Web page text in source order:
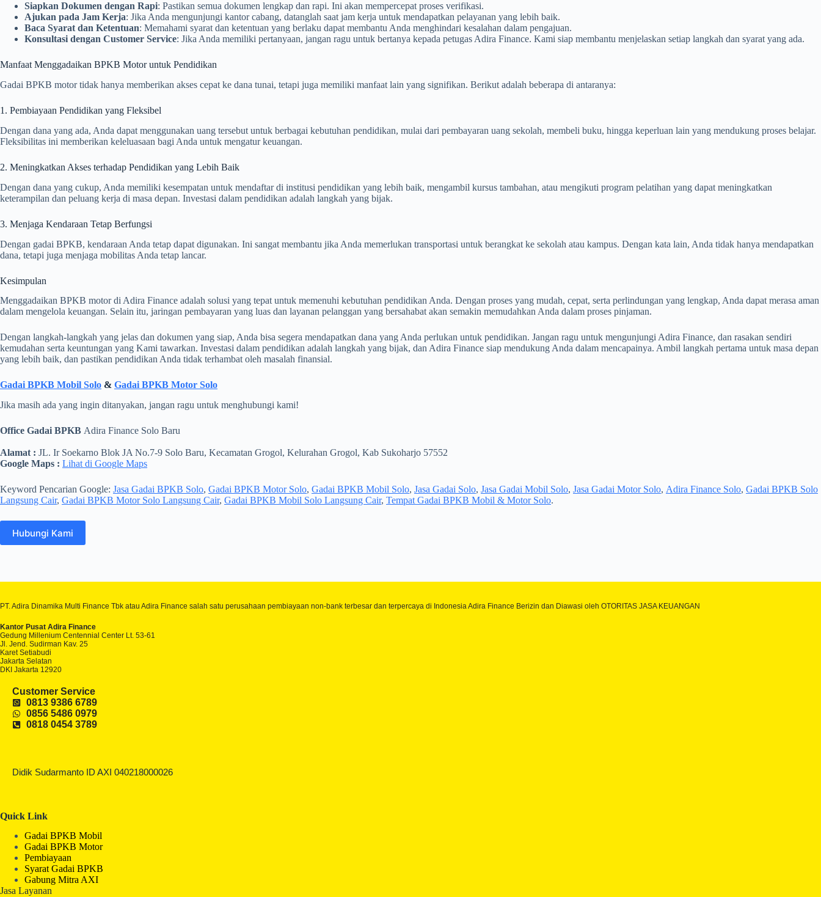
Siapkan Dokumen dengan Rapi: Pastikan semua dokumen lengkap dan rapi. Ini akan mempercepat proses verifikasi.
Ajukan pada Jam Kerja: Jika Anda mengunjungi kantor cabang, datanglah saat jam kerja untuk mendapatkan pelayanan yang lebih baik.
Baca Syarat dan Ketentuan: Memahami syarat dan ketentuan yang berlaku dapat membantu Anda menghindari kesalahan dalam pengajuan.
Konsultasi dengan Customer Service: Jika Anda memiliki pertanyaan, jangan ragu untuk bertanya kepada petugas Adira Finance. Kami siap membantu menjelaskan setiap langkah dan syarat yang ada.
Manfaat Menggadaikan BPKB Motor untuk Pendidikan
Gadai BPKB motor tidak hanya memberikan akses cepat ke dana tunai, tetapi juga memiliki manfaat lain yang signifikan. Berikut adalah beberapa di antaranya:
1. Pembiayaan Pendidikan yang Fleksibel
Dengan dana yang ada, Anda dapat menggunakan uang tersebut untuk berbagai kebutuhan pendidikan, mulai dari pembayaran uang sekolah, membeli buku, hingga keperluan lain yang mendukung proses belajar.
Fleksibilitas ini memberikan keleluasaan bagi Anda untuk mengatur keuangan.
2. Meningkatkan Akses terhadap Pendidikan yang Lebih Baik
Dengan dana yang cukup, Anda memiliki kesempatan untuk mendaftar di institusi pendidikan yang lebih baik, mengambil kursus tambahan, atau mengikuti program pelatihan yang dapat meningkatkan
keterampilan dan peluang kerja di masa depan. Investasi dalam pendidikan adalah langkah yang bijak.
3. Menjaga Kendaraan Tetap Berfungsi
Dengan gadai BPKB, kendaraan Anda tetap dapat digunakan. Ini sangat membantu jika Anda memerlukan transportasi untuk berangkat ke sekolah atau kampus. Dengan kata lain, Anda tidak hanya mendapatkan
dana, tetapi juga menjaga mobilitas Anda tetap lancar.
Kesimpulan
Menggadaikan BPKB motor di Adira Finance adalah solusi yang tepat untuk memenuhi kebutuhan pendidikan Anda. Dengan proses yang mudah, cepat, serta perlindungan yang lengkap, Anda dapat merasa aman
dalam mengelola keuangan. Selain itu, jaringan pembayaran yang luas dan layanan pelanggan yang bersahabat akan semakin memudahkan Anda dalam proses pinjaman.
Dengan langkah-langkah yang jelas dan dokumen yang siap, Anda bisa segera mendapatkan dana yang Anda perlukan untuk pendidikan. Jangan ragu untuk mengunjungi Adira Finance, dan rasakan sendiri
kemudahan serta keuntungan yang Kami tawarkan. Investasi dalam pendidikan adalah langkah yang bijak, dan Adira Finance siap mendukung Anda dalam mencapainya. Ambil langkah pertama untuk masa depan
yang lebih baik, dan pastikan pendidikan Anda tidak terhambat oleh masalah finansial.
Gadai BPKB Mobil Solo & Gadai BPKB Motor Solo
Jika masih ada yang ingin ditanyakan, jangan ragu untuk menghubungi kami!
Office Gadai BPKB Adira Finance Solo Baru
Alamat : JL. Ir Soekarno Blok JA No.7-9 Solo Baru, Kecamatan Grogol, Kelurahan Grogol, Kab Sukoharjo 57552
Google Maps : Lihat di Google Maps
Keyword Pencarian Google: Jasa Gadai BPKB Solo, Gadai BPKB Motor Solo, Gadai BPKB Mobil Solo, Jasa Gadai Solo, Jasa Gadai Mobil Solo, Jasa Gadai Motor Solo, Adira Finance Solo, Gadai BPKB Solo
Langsung Cair, Gadai BPKB Motor Solo Langsung Cair, Gadai BPKB Mobil Solo Langsung Cair, Tempat Gadai BPKB Mobil & Motor Solo.
Hubungi Kami
PT. Adira Dinamika Multi Finance Tbk atau Adira Finance salah satu perusahaan pembiayaan non-bank terbesar dan terpercaya di Indonesia Adira Finance Berizin dan Diawasi oleh OTORITAS JASA KEUANGAN
Kantor Pusat Adira Finance
Gedung Millenium Centennial Center Lt. 53-61
Jl. Jend. Sudirman Kav. 25
Karet Setiabudi
Jakarta Selatan
DKI Jakarta 12920
Customer Service
0813 9386 6789
0856 5486 0979
0818 0454 3789
Didik Sudarmanto ID AXI 040218000026
Quick Link
Gadai BPKB Mobil
Gadai BPKB Motor
Pembiayaan
Syarat Gadai BPKB
Gabung Mitra AXI
Jasa Layanan